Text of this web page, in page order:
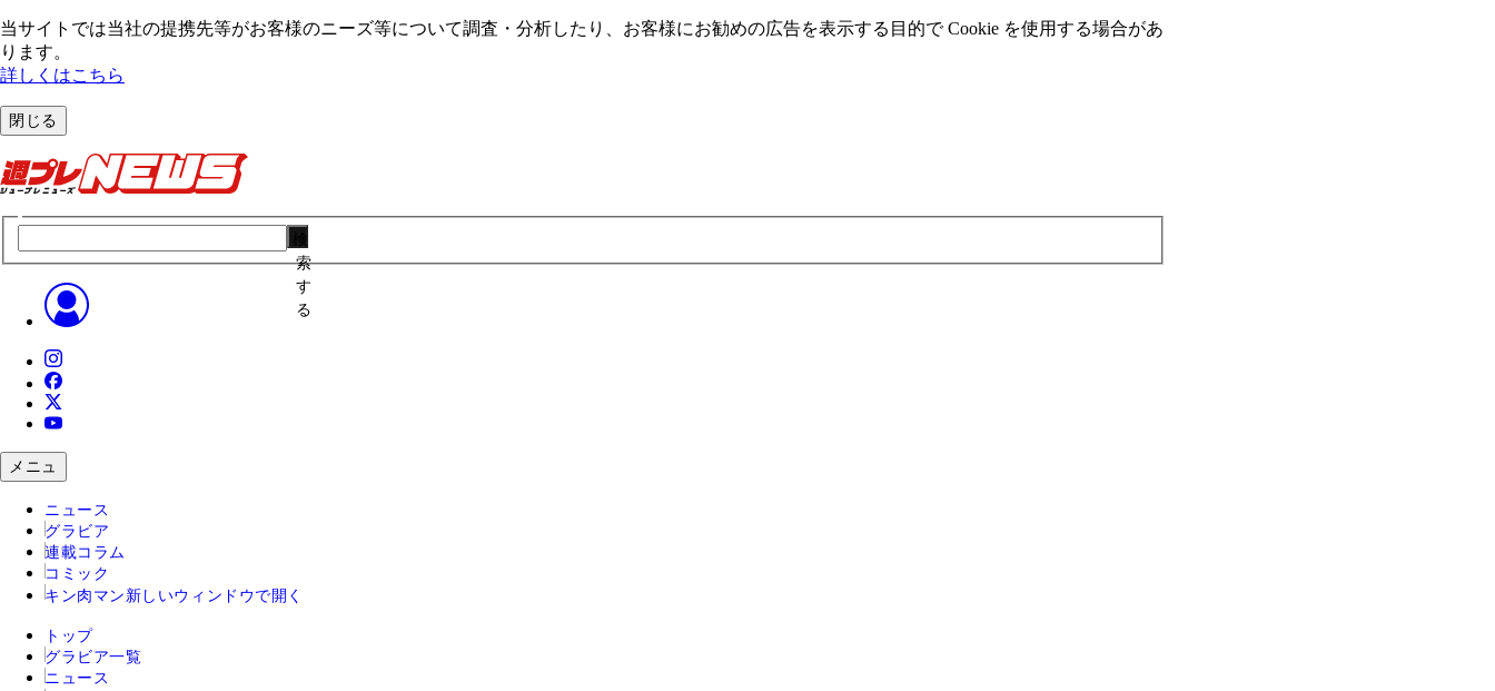
当サイトでは当社の提携先等がお客様のニーズ等について調査・分析したり、お客様にお勧めの広告を表⽰する⽬的で Cookie を使⽤する場合があ
ります。
詳しくはこちら
閉じる
索
す
る
メニュ
ニュース
グラビア
連載コラム
コミック
キン肉マン 新しいウィンドウで開く
トップ
グラビア一覧
ニュース